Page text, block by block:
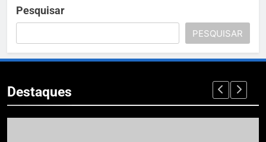
Pesquisar
PESQUISAR
Destaques